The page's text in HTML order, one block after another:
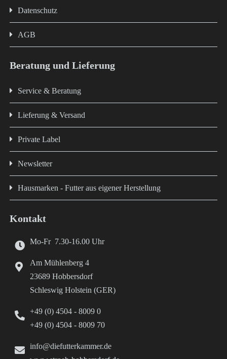
Datenschutz
AGB
Beratung und Lieferung
Service & Beratung
Lieferung & Versand
Private Label
Newsletter
Hausmarken - Futter aus eigener Herstellung
Kontakt
Mo-Fr 7.30-16.00 Uhr
Am Mühlenberg 4
23689 Hobbersdorf
Schleswig Holstein (GER)
+49 (0) 4504 - 8009 0
+49 (0) 4504 - 8009 70
info@diefutterkammer.de